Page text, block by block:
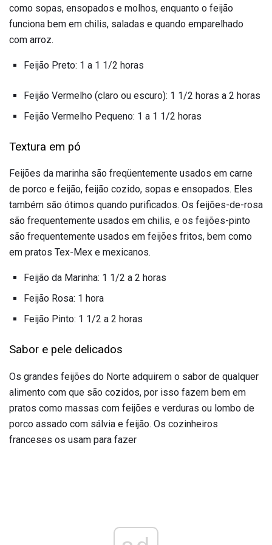
como sopas, ensopados e molhos, enquanto o feijão
funciona bem em chilis, saladas e quando emparelhado
com arroz.
Feijão Preto: 1 a 1 1/2 horas
Feijão Vermelho (claro ou escuro): 1 1/2 horas a 2 horas
Feijão Vermelho Pequeno: 1 a 1 1/2 horas
Textura em pó
Feijões da marinha são freqüentemente usados ​​em carne
de porco e feijão, feijão cozido, sopas e ensopados. Eles
também são ótimos quando purificados. Os feijões-de-rosa
são frequentemente usados ​​em chilis, e os feijões-pinto
são frequentemente usados ​​em feijões fritos, bem como
em pratos Tex-Mex e mexicanos.
Feijão da Marinha: 1 1/2 a 2 horas
Feijão Rosa: 1 hora
Feijão Pinto: 1 1/2 a 2 horas
Sabor e pele delicados
Os grandes feijões do Norte adquirem o sabor de qualquer
alimento com que são cozidos, por isso fazem bem em
pratos como massas com feijões e verduras ou lombo de
porco assado com sálvia e feijão. Os cozinheiros
franceses os usam para fazer